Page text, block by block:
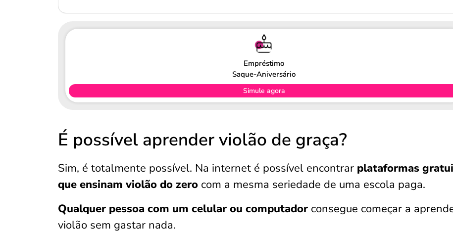
Empréstimo
Saque-Aniversário
Simule agora
É possível aprender violão de graça?
Sim, é totalmente possível. Na internet é possível encontrar plataformas
que ensinam violão do zero com a mesma seriedade de uma escola paga.
Qualquer pessoa com um celular ou computador consegue começar a
violão sem gastar nada.